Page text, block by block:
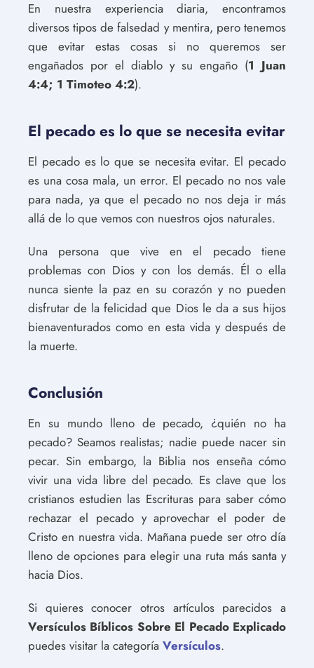
En nuestra experiencia diaria, encontramos
diversos tipos de falsedad y mentira, pero tenemos
que evitar estas cosas si no queremos ser
engañados por el diablo y su engaño (1 Juan
4:4; 1 Timoteo 4:2).
El pecado es lo que se necesita evitar
El pecado es lo que se necesita evitar. El pecado
es una cosa mala, un error. El pecado no nos vale
para nada, ya que el pecado no nos deja ir más
allá de lo que vemos con nuestros ojos naturales.
Una persona que vive en el pecado tiene
problemas con Dios y con los demás. Él o ella
nunca siente la paz en su corazón y no pueden
disfrutar de la felicidad que Dios le da a sus hijos
bienaventurados como en esta vida y después de
la muerte.
Conclusión
En su mundo lleno de pecado, ¿quién no ha
pecado? Seamos realistas; nadie puede nacer sin
pecar. Sin embargo, la Biblia nos enseña cómo
vivir una vida libre del pecado. Es clave que los
cristianos estudien las Escrituras para saber cómo
rechazar el pecado y aprovechar el poder de
Cristo en nuestra vida. Mañana puede ser otro día
lleno de opciones para elegir una ruta más santa y
hacia Dios.
Si quieres conocer otros artículos parecidos a
Versículos Bíblicos Sobre El Pecado Explicado
puedes visitar la categoría Versículos.